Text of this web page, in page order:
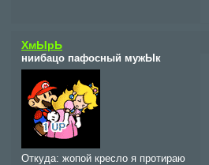
ХмЫрЬ
ниибацо пафосный мужЫк
Откуда: жопой кресло я протираю